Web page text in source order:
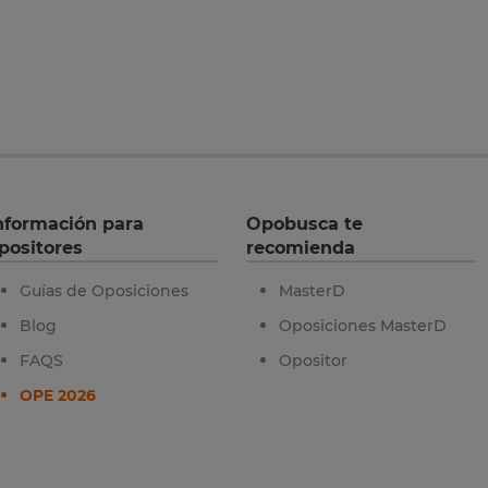
para
Guías de Oposiciones
Blog
FAQS
OPE 2026
Opobusca te
recomienda
MasterD
Oposiciones MasterD
Opositor